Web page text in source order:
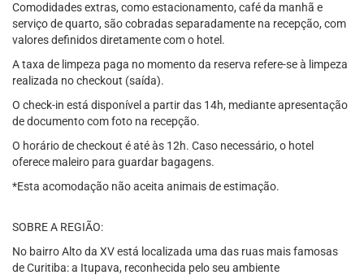
Comodidades extras, como estacionamento, café da manhã e
serviço de quarto, são cobradas separadamente na recepção, com
valores definidos diretamente com o hotel.
A taxa de limpeza paga no momento da reserva refere-se à limpeza
realizada no checkout (saída).
O check-in está disponível a partir das 14h, mediante apresentação
de documento com foto na recepção.
O horário de checkout é até às 12h. Caso necessário, o hotel
oferece maleiro para guardar bagagens.
*Esta acomodação não aceita animais de estimação.
SOBRE A REGIÃO:
No bairro Alto da XV está localizada uma das ruas mais famosas
de Curitiba: a Itupava, reconhecida pelo seu ambiente